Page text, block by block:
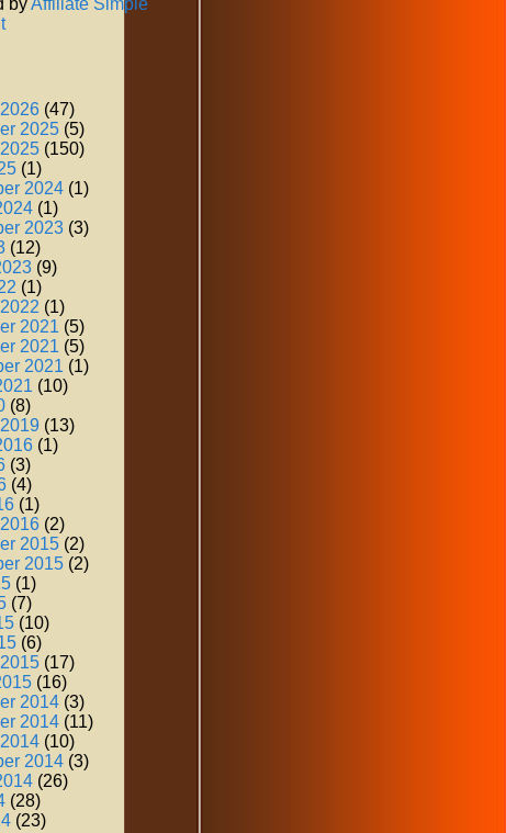
byAffiliate Simple
(47)
2025 (5)
(150)
(1)
2024 (1)
(1)
2023 (3)
(12)
(9)
(1)
(1)
2021 (5)
2021 (5)
2021 (1)
(10)
(8)
(13)
(1)
(3)
(4)
(1)
(2)
2015 (2)
2015 (2)
(1)
(7)
(10)
(6)
(17)
(16)
2014 (3)
2014 (11)
(10)
2014 (3)
(26)
(28)
(23)